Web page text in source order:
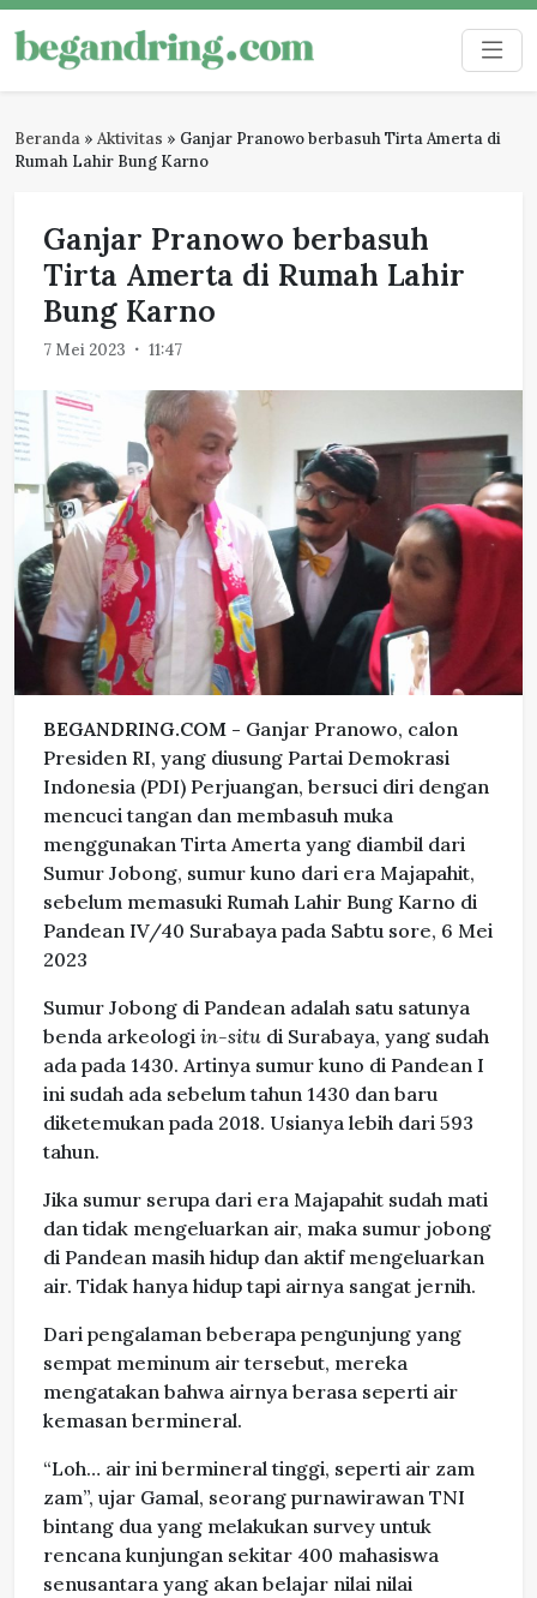
Skip
to
content
Begandring
Menjaga ingatan untuk masa depan
Beranda » Aktivitas » Ganjar Pranowo berbasuh Tirta Amerta di
Rumah Lahir Bung Karno
Ganjar Pranowo berbasuh
Tirta Amerta di Rumah Lahir
Bung Karno
7 Mei 2023 11:47
BEGANDRING.COM - Ganjar Pranowo, calon
Presiden RI, yang diusung Partai Demokrasi
Indonesia (PDI) Perjuangan, bersuci diri dengan
mencuci tangan dan membasuh muka
menggunakan Tirta Amerta yang diambil dari
Sumur Jobong, sumur kuno dari era Majapahit,
sebelum memasuki Rumah Lahir Bung Karno di
Pandean IV/40 Surabaya pada Sabtu sore, 6 Mei
2023
Sumur Jobong di Pandean adalah satu satunya
benda arkeologi in-situ di Surabaya, yang sudah
ada pada 1430. Artinya sumur kuno di Pandean I
ini sudah ada sebelum tahun 1430 dan baru
diketemukan pada 2018. Usianya lebih dari 593
tahun.
Jika sumur serupa dari era Majapahit sudah mati
dan tidak mengeluarkan air, maka sumur jobong
di Pandean masih hidup dan aktif mengeluarkan
air. Tidak hanya hidup tapi airnya sangat jernih.
Dari pengalaman beberapa pengunjung yang
sempat meminum air tersebut, mereka
mengatakan bahwa airnya berasa seperti air
kemasan bermineral.
“Loh… air ini bermineral tinggi, seperti air zam
zam”, ujar Gamal, seorang purnawirawan TNI
bintang dua yang melakukan survey untuk
rencana kunjungan sekitar 400 mahasiswa
senusantara yang akan belajar nilai nilai